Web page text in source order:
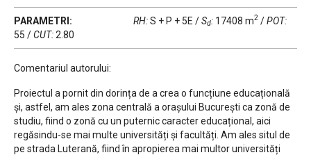
PARAMETRI: RH:S + P + 5E /Sd: 17408 m2 /POT:
55 /CUT:2.80
Comentariul autorului:
Proiectul a pornit din dorința de a crea o funcțiune educațională
și, astfel, am ales zona centrală a orașului București ca zonă de
studiu, fiind o zonă cu un puternic caracter educațional, aici
regăsindu-se mai multe universități și facultăți. Am ales situl de
pe strada Luterană, fiind în apropierea mai multor universități